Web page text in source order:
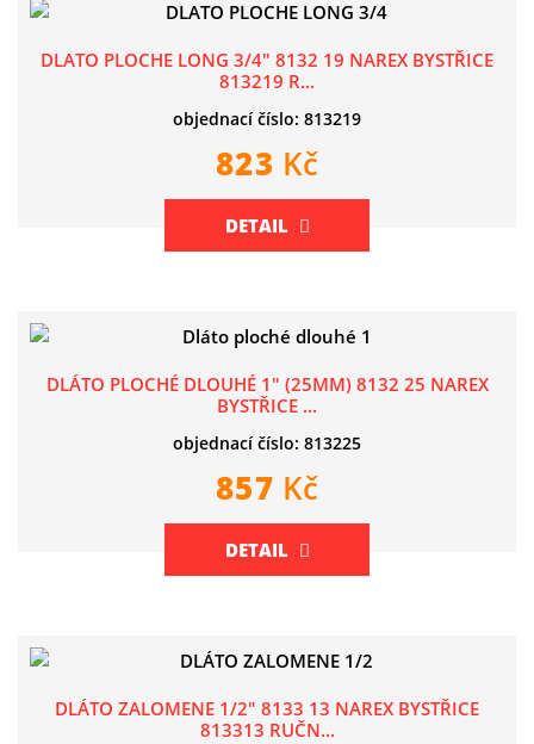
DLATO PLOCHE LONG 3/4" 8132 19 NAREX BYSTŘICE
813219 R...
objednací číslo: 813219
823 Kč
DETAIL
DLÁTO PLOCHÉ DLOUHÉ 1" (25MM) 8132 25 NAREX
BYSTŘICE ...
objednací číslo: 813225
857 Kč
DETAIL
DLÁTO ZALOMENE 1/2" 8133 13 NAREX BYSTŘICE
813313 RUČN...